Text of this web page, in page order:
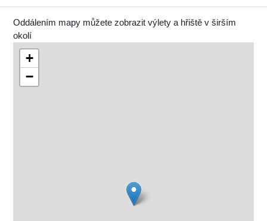
Oddálením mapy můžete zobrazit výlety a hřiště v širším
okolí
+
−